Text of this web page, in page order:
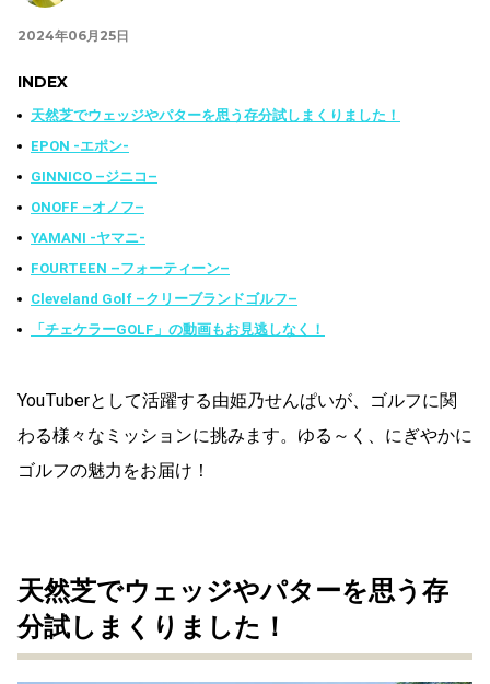
2024年06月25日
INDEX
天然芝でウェッジやパターを思う存分試しまくりました！
EPON -エポン-
GINNICO –ジニコ–
ONOFF –オノフ–
YAMANI -ヤマニ-
FOURTEEN –フォーティーン–
Cleveland Golf –クリーブランドゴルフ–
「チェケラーGOLF」の動画もお見逃しなく！
YouTuberとして活躍する由姫乃せんぱいが、ゴルフに関
わる様々なミッションに挑みます。ゆる～く、にぎやかに
ゴルフの魅力をお届け！
天然芝でウェッジやパターを思う存
分試しまくりました！